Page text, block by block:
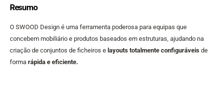
Resumo
O SWOOD Design é uma ferramenta poderosa para equipas que
concebem mobiliário e produtos baseados em estruturas, ajudando na
criação de conjuntos de ficheiros e layouts totalmente configuráveis de
forma rápida e eficiente.